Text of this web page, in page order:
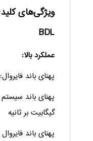
BDL
عملکرد بالا:
پهنای باند فایروال: ۳۶ گیگابیت بر ثانیه
گیگابیت بر ثانیه